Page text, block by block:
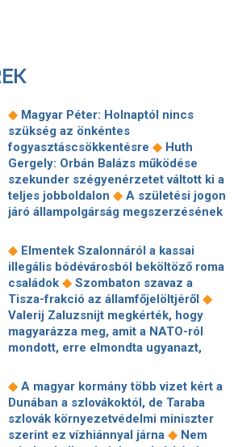
◆ Magyar Péter: Holnaptól nincs
szükség az önkéntes
fogyasztáscsökkentésre ◆ Huth
Gergely: Orbán Balázs működése
szekunder szégyenérzetet váltott ki a
teljes jobboldalon ◆ A születési jogon
járó állampolgárság megszerzésének
Donald Trump
◆ „Kevésen múlt a
katasztrófa” – szintet léphetett az
orosz hibrid hadviselés ◆
Ákos: Vagyonkezelés közérdekből: mi
jön a kekvák után? ◆ Térképen, ahogy
hajnalban elérte Magyarország
határát a hidegfront ◆ A forintot is
megütheti az aszály ◆ Szombaton
államfőjelöltjéről◆Egyre inkább az
agglomerációt választják a főváros
helyett, akik százmilliónál többért
vennének lakást◆Robbanószereket
◆ Elmentek Szalonnáról a kassai
illegális bódévárosból beköltöző roma
családok ◆ Szombaton szavaz a
Tisza-frakció az államfőjelöltjéről ◆
Valerij Zaluzsnijt megkérték, hogy
magyarázza meg, amit a NATO-ról
mondott, erre elmondta ugyanazt,
kötött szerződéseket a HM cége a
Lounge Eventtel, a miniszter
feljelentést tett
◆Orbán Anita
megkérte a szlovák kormányt, hogy
◆ A magyar kormány több vizet kért a
Dunában a szlovákoktól, de Taraba
szlovák környezetvédelmi miniszter
szerint ez vízhiánnyal járna ◆ Nem